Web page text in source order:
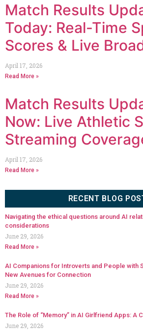
Match Results
Today: Real-Time
Scores & Live
April 17, 2026
Read More »
Match Results
Now: Live Athletic
Streaming
April 17, 2026
Read More »
RECENT BLOG
Navigating the ethical questions around AI
considerations
June 29, 2026
Read More »
AI Companions for Introverts and People with
New Avenues for Connection
June 29, 2026
Read More »
The Role of “Memory” in AI Girlfriend Apps: A
June 29, 2026